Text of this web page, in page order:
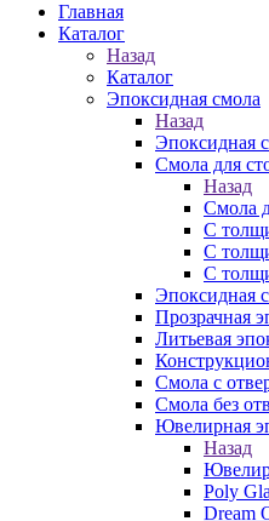
Главная
Каталог
Назад
Каталог
Эпоксидная смола
Назад
Эпоксидная
Смола для
Назад
Смола
С
С
С
Эпоксидная
Прозрачная
Литьевая
Смола с
Смола без
Ювелирная
Назад
Poly
Dream